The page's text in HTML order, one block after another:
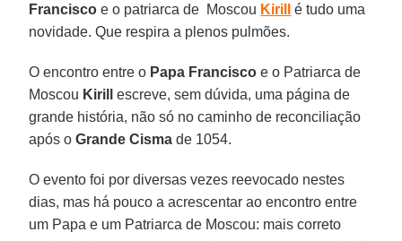
Francisco e o patriarca de Moscou Kirill
é tudo uma
novidade. Que respira a plenos pulmões.
O encontro entre o Papa Francisco e o Patriarca de
Moscou Kirill
escreve, sem dúvida, uma página de
grande história, não só no caminho de reconciliação
após oGrande Cisma de 1054.
O evento foi por diversas vezes reevocado nestes
dias, mas há pouco a acrescentar ao encontro entre
um Papa e um Patriarca de Moscou: mais correto